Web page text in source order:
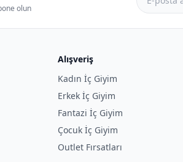
olun
Alışveriş
Kadın İç Giyim
Erkek İç Giyim
Fantazi İç Giyim
Çocuk İç Giyim
Outlet Fırsatları